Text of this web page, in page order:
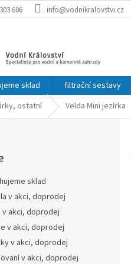
606 info@vodnikralovstvi.cz
sklad filtrační sestavy
ostatní Velda Mini jezírka
sklad
v akci, doprodej
akci, doprodej
v akci, doprodej
v akci, doprodej
v akci, doprodej